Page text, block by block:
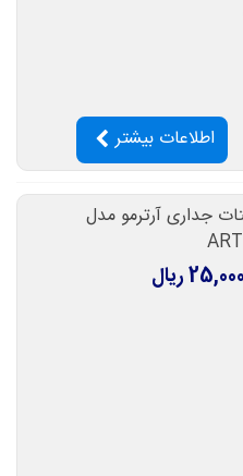
اطلاعات بیشتر
جداری آرترمو مدل
ریال